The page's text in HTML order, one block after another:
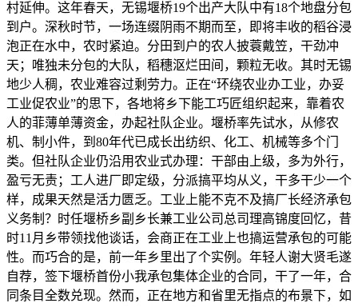
村延伸。这年春天，无锡堰桥19个出产大队中有18个地盘分包
到户。深秋时节，一场连缀阴雨不期而至，即将丰收的稻谷浸
泡正在水中，农时紧迫。分田到户的农人披蓑戴笠，干劲冲
天；唯独未分包的大队，稻穗沤烂田间，颗粒无收。其时无锡
地少人稠，农业难容过剩劳力。正在“环绕农业办工业，办妥
工业促农业”的思下，各地将乡下能工巧匠组织起来，靠着农
人的菲薄单薄资金，办起社队企业。堰桥率先试水，从修农
机、制小件，到80年代已成长出纺织、化工、机械等多个门
类。但社队企业仍沿用农业式办理：干部由上级，多为外行，
盈亏无责；工人进厂即定级，分派搞平均从义，干多干少一个
样，成果天然是活力匮乏。工业上能不克不及搞厂长经济承包
义务制？时任堰桥乡副乡长兼工业公司总司理高锦度回忆，昔
时11月乡带领找他谈话，会商正在工业上也搞运营承包的可能
性。而巧合的是，前一年乡里出了个实例。年轻人谢大贤毛遂
自荐，签下堰桥首份小我承包集体企业的合同，干了一年，合
同条目全数兑现。然而，正在地方和省里无指点的布景下，如